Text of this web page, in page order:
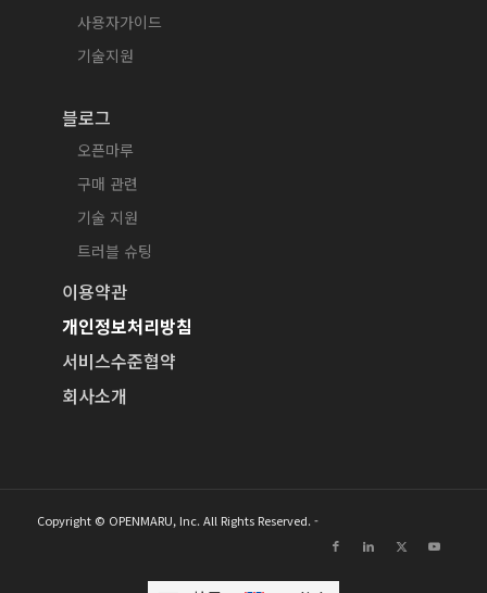
사용자가이드
기술지원
블로그
오픈마루
구매 관련
기술 지원
트러블 슈팅
이용약관
개인정보처리방침
서비스수준협약
회사소개
Copyright © OPENMARU, Inc. All Rights Reserved. -